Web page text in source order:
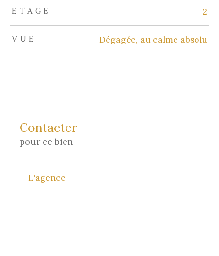
ETAGE 2
VUE Dégagée, au calme absolu
Contacter
pour ce bien
L'agence